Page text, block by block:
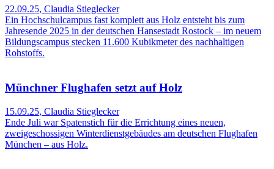
22.09.25, Claudia Stieglecker
Ein Hochschulcampus fast komplett aus Holz entsteht bis zum
Jahresende 2025 in der deutschen Hansestadt Rostock – im neuem
Bildungscampus stecken 11.600 Kubikmeter des nachhaltigen
Rohstoffs.
Münchner Flughafen setzt auf Holz
15.09.25, Claudia Stieglecker
Ende Juli war Spatenstich für die Errichtung eines neuen,
zweigeschossigen Winterdienstgebäudes am deutschen Flughafen
München – aus Holz.